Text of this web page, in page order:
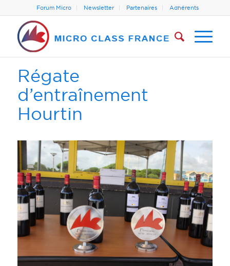
Forum Micro Newsletter Partenaires Adhérents
Régate
d’entraînement
Hourtin